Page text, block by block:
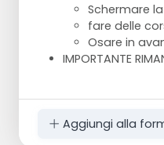
Schermare
fare delle
Osare in
IMPORTANTE
Aggiungi alla